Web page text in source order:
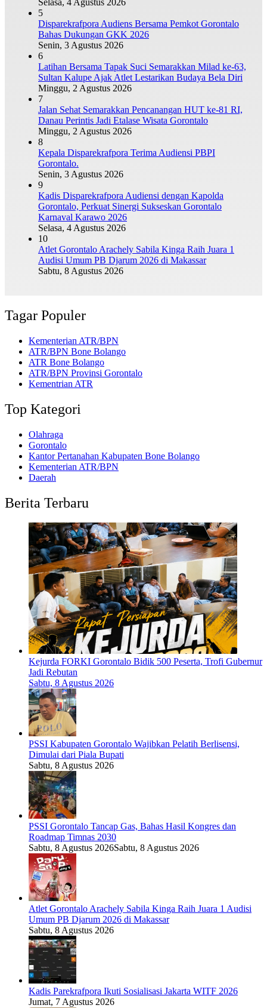
Selasa, 4 Agustus 2026
5
Disparekrafpora Audiens Bersama Pemkot Gorontalo
Bahas Dukungan GKK 2026
Senin, 3 Agustus 2026
6
Latihan Bersama Tapak Suci Semarakkan Milad ke-63,
Sultan Kalupe Ajak Atlet Lestarikan Budaya Bela Diri
Minggu, 2 Agustus 2026
7
Jalan Sehat Semarakkan Pencanangan HUT ke-81 RI,
Danau Perintis Jadi Etalase Wisata Gorontalo
Minggu, 2 Agustus 2026
8
Kepala Disparekrafpora Terima Audiensi PBPI
Gorontalo.
Senin, 3 Agustus 2026
9
Kadis Disparekrafpora Audiensi dengan Kapolda
Gorontalo, Perkuat Sinergi Sukseskan Gorontalo
Karnaval Karawo 2026
Selasa, 4 Agustus 2026
10
Atlet Gorontalo Arachely Sabila Kinga Raih Juara 1
Audisi Umum PB Djarum 2026 di Makassar
Sabtu, 8 Agustus 2026
Tagar Populer
Kementerian ATR/BPN
ATR/BPN Bone Bolango
ATR Bone Bolango
ATR/BPN Provinsi Gorontalo
Kementrian ATR
Top Kategori
Olahraga
Gorontalo
Kantor Pertanahan Kabupaten Bone Bolango
Kementerian ATR/BPN
Daerah
Berita Terbaru
Kejurda FORKI Gorontalo Bidik 500 Peserta, Trofi Gubernur
Jadi Rebutan
Sabtu, 8 Agustus 2026
PSSI Kabupaten Gorontalo Wajibkan Pelatih Berlisensi,
Dimulai dari Piala Bupati
Sabtu, 8 Agustus 2026
PSSI Gorontalo Tancap Gas, Bahas Hasil Kongres dan
Roadmap Timnas 2030
Sabtu, 8 Agustus 2026Sabtu, 8 Agustus 2026
Atlet Gorontalo Arachely Sabila Kinga Raih Juara 1 Audisi
Umum PB Djarum 2026 di Makassar
Sabtu, 8 Agustus 2026
Kadis Parekrafpora Ikuti Sosialisasi Jakarta WITF 2026
Jumat, 7 Agustus 2026